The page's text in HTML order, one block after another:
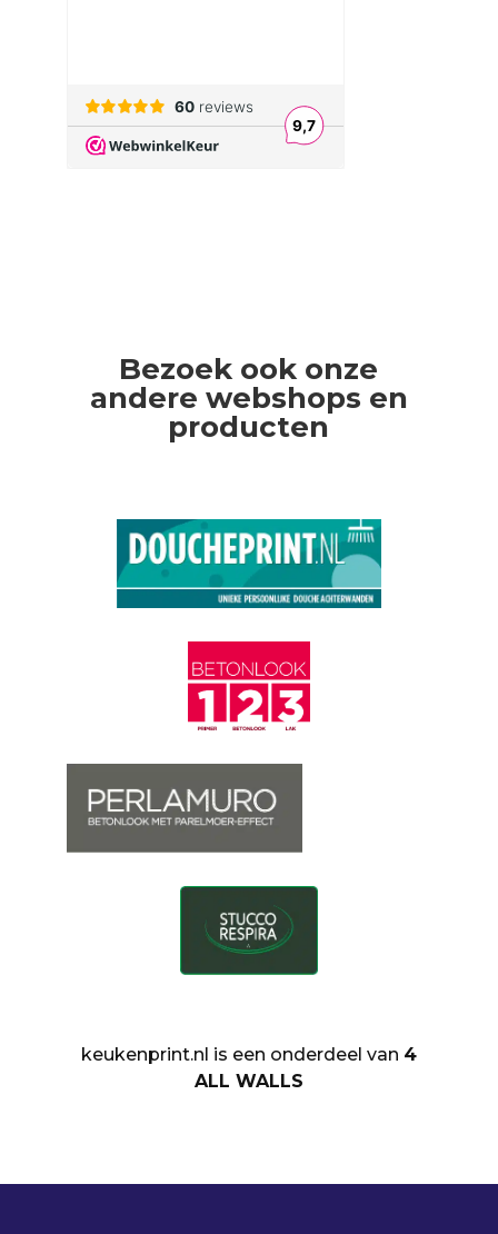
Bezoek ook onze
andere webshops en
producten
keukenprint.nl is een onderdeel van 4
ALL WALLS